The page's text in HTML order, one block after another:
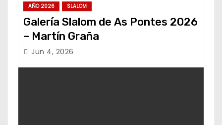
AÑO 2026 SLALOM
Galería Slalom de As Pontes 2026
– Martín Graña
Jun 4, 2026